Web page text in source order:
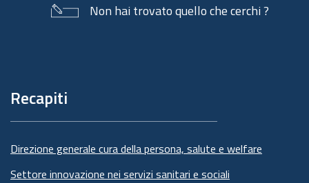
Non hai trovato quello che cerchi ?
pagina
Recapiti
Direzione generale cura della persona, salute e welfare
Settore innovazione nei servizi sanitari e sociali